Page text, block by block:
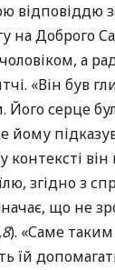
на Доброго
а
«Він був
серце
він
згідно з
що не
). «Саме